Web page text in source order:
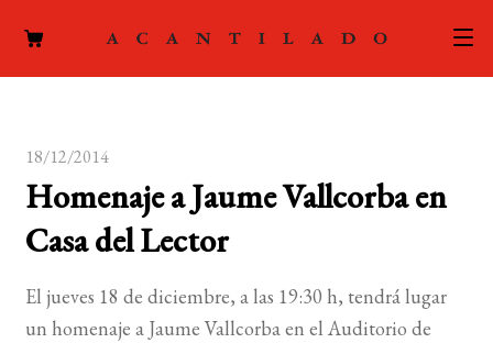
el
ACTUALIDAD
LA EDITORIAL
18/12/2014
Homenaje a Jaume Vallcorba en
Casa del Lector
El jueves 18 de diciembre, a las 19:30 h, tendrá lugar
un homenaje a Jaume Vallcorba en el Auditorio de